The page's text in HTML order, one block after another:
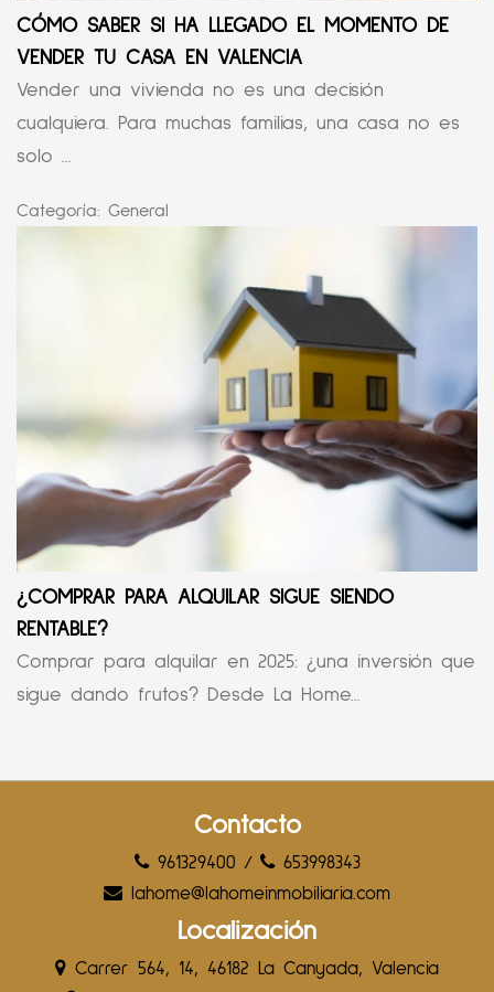
CÓMO SABER SI HA LLEGADO EL MOMENTO DE
VENDER TU CASA EN VALENCIA
Vender una vivienda no es una decisión
cualquiera. Para muchas familias, una casa no es
solo ...
Categoría: General
¿COMPRAR PARA ALQUILAR SIGUE SIENDO
RENTABLE?
Comprar para alquilar en 2025: ¿una inversión que
sigue dando frutos? Desde La Home...
Contacto
961329400 /
653998343
lahome@lahomeinmobiliaria.com
Localización
Carrer 564, 14, 46182 La Canyada, Valencia